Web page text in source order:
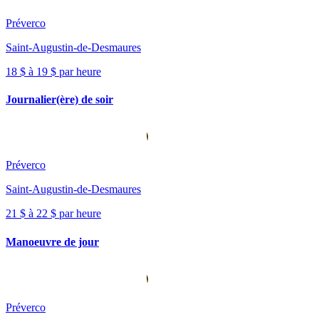
Préverco
Saint-Augustin-de-Desmaures
18 $ à 19 $ par heure
Journalier(ère) de soir
Préverco
Saint-Augustin-de-Desmaures
21 $ à 22 $ par heure
Manoeuvre de jour
Préverco